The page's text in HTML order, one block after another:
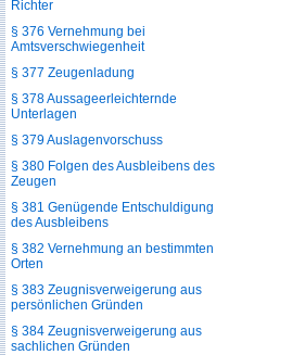
Richter
§ 376 Vernehmung bei
Amtsverschwiegenheit
§ 377 Zeugenladung
§ 378 Aussageerleichternde
Unterlagen
§ 379 Auslagenvorschuss
§ 380 Folgen des Ausbleibens des
Zeugen
§ 381 Genügende Entschuldigung
des Ausbleibens
§ 382 Vernehmung an bestimmten
Orten
§ 383 Zeugnisverweigerung aus
persönlichen Gründen
§ 384 Zeugnisverweigerung aus
sachlichen Gründen